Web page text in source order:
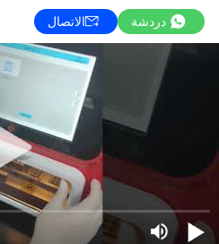
دردشة الاتصال